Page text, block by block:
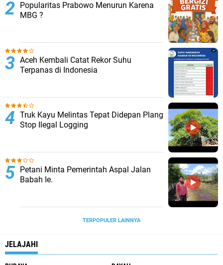
Popularitas Prabowo Menurun Karena
MBG ?
Aceh Kembali Catat Rekor Suhu
Terpanas di Indonesia
Truk Kayu Melintas Tepat Didepan Plang
Stop Ilegal Logging
Petani Minta Pemerintah Aspal Jalan
Babah Ie.
TERPOPULER LAINNYA
JELAJAHI